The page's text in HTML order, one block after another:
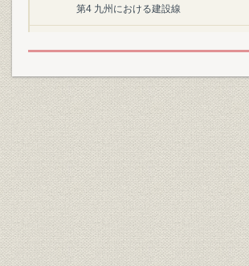
第4 九州における建設線
第5章 改良および保守
第1節 改良の要請と線路の増設および変更
第2節 地区改良
第3節 海陸連絡設備
第4節 保守
第6章 車両および工場